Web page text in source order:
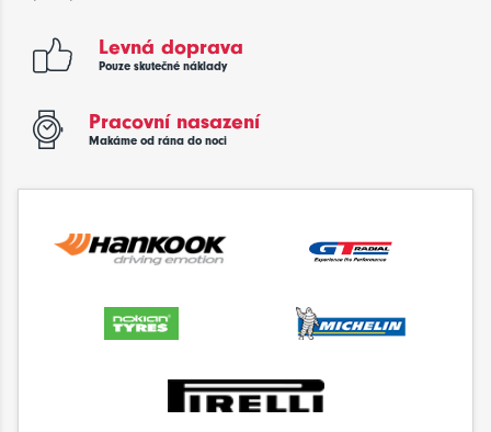
Levná doprava
Pouze skutečné náklady
Pracovní nasazení
Makáme od rána do noci